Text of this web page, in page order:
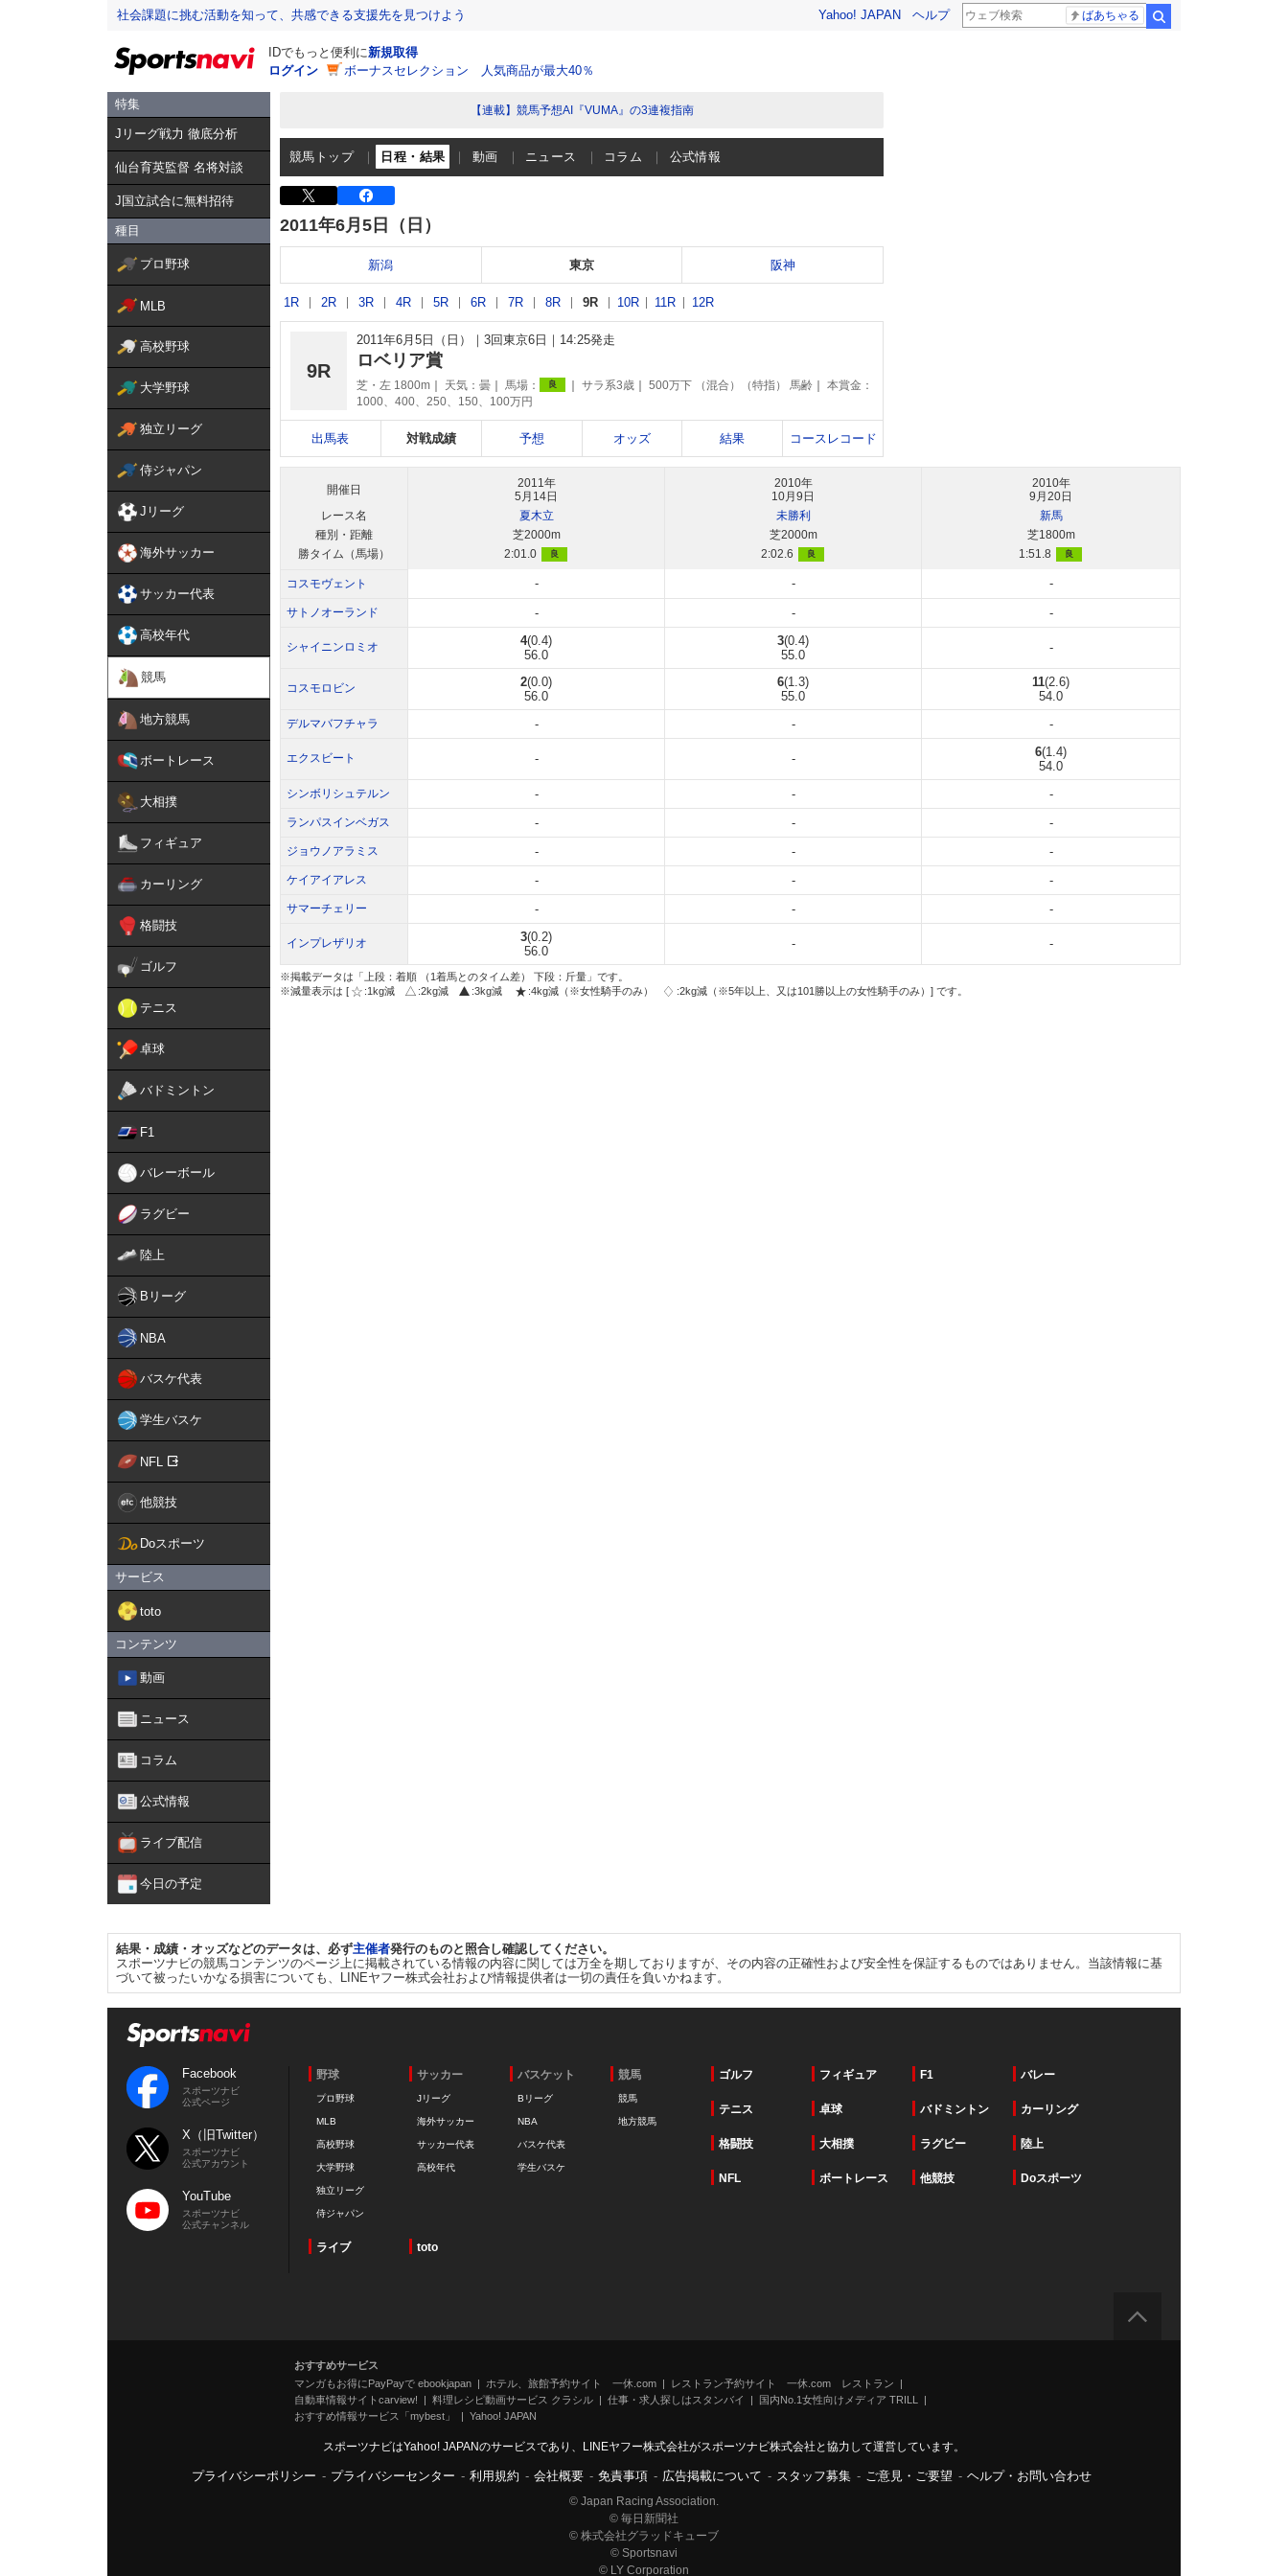
社会課題に挑む活動を知って、共感できる支援先を見つけよう Yahoo! JAPAN ヘルプ ばあちゃる
IDでもっと便利に新規取得
ログイン
ボーナスセレクション 人気商品が最大40％
特集
Jリーグ戦力 徹底分析
仙台育英監督 名将対談
J国立試合に無料招待
種目
プロ野球
MLB
高校野球
大学野球
独立リーグ
侍ジャパン
Jリーグ
海外サッカー
サッカー代表
高校年代
競馬
地方競馬
ボートレース
大相撲
フィギュア
カーリング
格闘技
ゴルフ
テニス
卓球
バドミントン
F1
バレーボール
ラグビー
陸上
Bリーグ
NBA
バスケ代表
学生バスケ
NFL
他競技
Doスポーツ
サービス
toto
コンテンツ
動画
ニュース
コラム
公式情報
ライブ配信
今日の予定
【連載】競馬予想AI『VUMA』の3連複指南
競馬トップ 日程・結果 動画 ニュース コラム 公式情報
2011年6月5日（日）
新潟 東京 阪神
1R 2R 3R 4R 5R 6R 7R 8R 9R 10R 11R 12R
9R
2011年6月5日（日） 3回東京6日 14:25発走
ロベリア賞
芝・左 1800m 天気： 曇 馬場： 良 サラ系3歳 500万下 （混合）（特指） 馬齢
本賞金：
1000、400、250、150、100万円
出馬表 対戦成績 予想 オッズ 結果 コースレコード
開催日
レース名
種別・距離
勝タイム（馬場）
2011年
5月14日
夏木立
芝2000m
2:01.0
良
2010年
10月9日
未勝利
芝2000m
2:02.6
良
2010年
9月20日
新馬
芝1800m
1:51.8
良
コスモヴェント - - -
サトノオーランド - - -
シャイニンロミオ 4(0.4)
56.0
3(0.4)
55.0
-
コスモロビン 2(0.0)
56.0
6(1.3)
55.0
11(2.6)
54.0
デルマバフチャラ - - -
エクスビート - - 6(1.4)
54.0
シンボリシュテルン - - -
ランパスインベガス - - -
ジョウノアラミス - - -
ケイアイアレス - - -
サマーチェリー - - -
インプレザリオ 3(0.2)
56.0
- -
※掲載データは「上段：着順 （1着馬とのタイム差） 下段：斤量」です。
※減量表示は [
:1kg減 :2kg減 :3kg減 :4kg減（※女性騎手のみ） :2kg減（※5年以上、又は101勝以上の女性騎手のみ）] です。
結果・成績・オッズなどのデータは、必ず主催者発行のものと照合し確認してください。
スポーツナビの競馬コンテンツのページ上に掲載されている情報の内容に関しては万全を期しておりますが、その内容の正確性および安全性を保証するものではありません。当該情報に基
づいて被ったいかなる損害についても、LINEヤフー株式会社および情報提供者は一切の責任を負いかねます。
Facebook
スポーツナビ
公式ページ
X（旧Twitter）
スポーツナビ
公式アカウント
YouTube
スポーツナビ
公式チャンネル
野球
プロ野球
MLB
高校野球
大学野球
独立リーグ
侍ジャパン
サッカー
Jリーグ
海外サッカー
サッカー代表
高校年代
バスケット
Bリーグ
NBA
バスケ代表
学生バスケ
競馬
競馬
地方競馬
ゴルフ フィギュア F1 バレー
テニス 卓球 バドミントン カーリング
格闘技 大相撲 ラグビー 陸上
NFL ボートレース 他競技 Doスポーツ
ライブ toto
おすすめサービス
マンガもお得にPayPayで ebookjapan
ホテル、旅館予約サイト 一休.com
レストラン予約サイト 一休.com レストラン
自動車情報サイトcarview!
料理レシピ動画サービス クラシル 仕事・求人探しはスタンバイ
国内No.1女性向けメディア TRILL
おすすめ情報サービス「mybest」
Yahoo! JAPAN
スポーツナビはYahoo! JAPANのサービスであり、LINEヤフー株式会社がスポーツナビ株式会社と協力して運営しています。
プライバシーポリシー - プライバシーセンター - 利用規約 - 会社概要 - 免責事項 - 広告掲載について - スタッフ募集 - ご意見・ご要望 - ヘルプ・お問い合わせ
© Japan Racing Association.
© 毎日新聞社
© 株式会社グラッドキューブ
© Sportsnavi
© LY Corporation